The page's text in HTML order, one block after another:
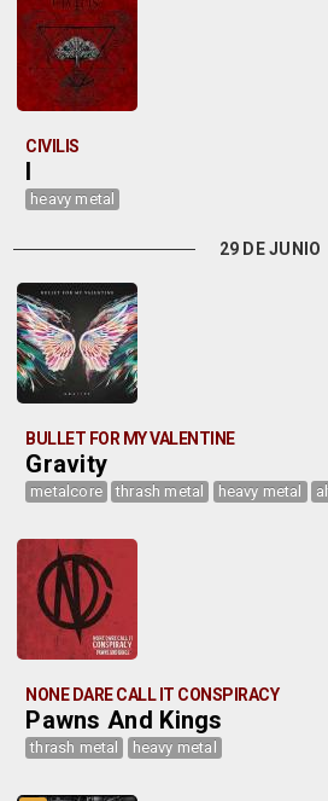
CIVILIS
I
heavy metal
29 DE JUNIO
BULLET FOR MY VALENTINE
Gravity
metalcore thrash metal heavy metal
NONE DARE CALL IT CONSPIRACY
Pawns And Kings
thrash metal heavy metal